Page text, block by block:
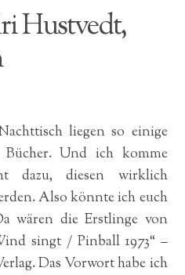
Hustvedt,
liegen so einige
Und ich komme
dazu, diesen wirklich
Also könnte ich euch
wären die Erstlinge von
singt / Pinball 1973“ –
Das Vorwort habe ich